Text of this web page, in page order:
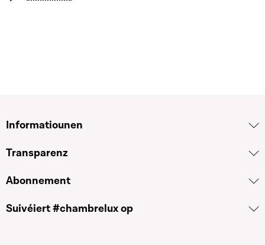
Informatiounen
Transparenz
Abonnement
Suivéiert #chambrelux op